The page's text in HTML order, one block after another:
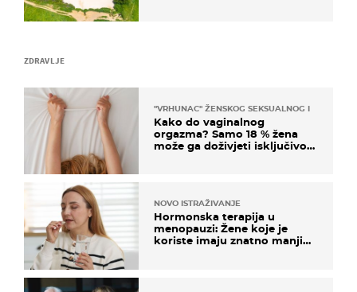
ZDRAVLJE
"VRHUNAC" ŽENSKOG SEKSUALNOG ISKUSTVA
Kako do vaginalnog
orgazma? Samo 18 % žena
može ga doživjeti isključivo
NOVO ISTRAŽIVANJE
Hormonska terapija u
menopauzi: Žene koje je
koriste imaju znatno manji